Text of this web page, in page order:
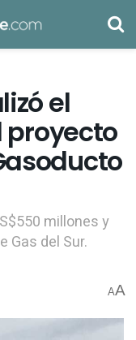
el
proyecto
millones y
Gas del Sur.
AA